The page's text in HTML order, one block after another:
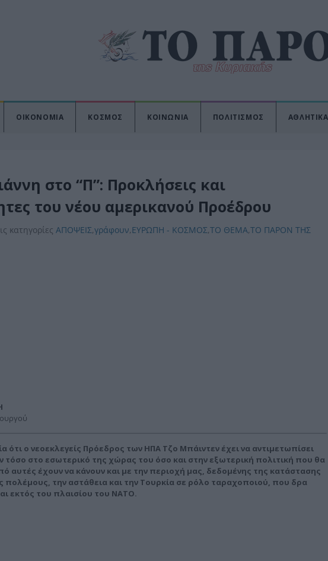
ΟΙΚΟΝΟΜΙΑ ΚΟΣΜΟΣ ΚΟΙΝΩΝΙΑ ΠΟΛΙΤΙΣΜΟΣ ΑΘΛΗΤΙΚΑ
στο “Π”: Προκλήσεις και
του νέου αμερικανού Προέδρου
κατηγορίες ΑΠΟΨΕΙΣ,γράφουν,ΕΥΡΩΠΗ - ΚΟΣΜΟΣ,ΤΟ ΘΕΜΑ,ΤΟ ΠΑΡΟΝ ΤΗΣ
ότι ο νεοεκλεγείς Πρόεδρος των ΗΠΑ Τζο Μπάιντεν έχει να αντιμετωπίσει
τόσο στο εσωτερικό της χώρας του όσο και στην εξωτερική πολιτική που θα
αυτές έχουν να κάνουν και με την περιοχή μας, δεδομένης της κατάστασης
πολέμους, την αστάθεια και την Τουρκία σε ρόλο ταραχοποιού, που δρα
εκτός του πλαισίου του ΝΑΤΟ.